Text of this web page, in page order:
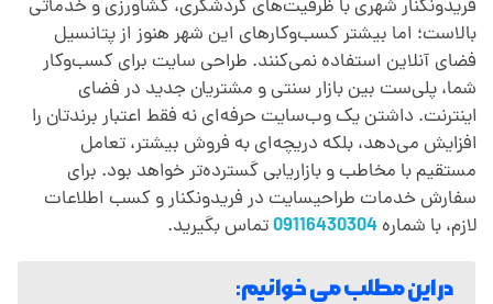
م
ا
ت
ط
فریدونکنار شهری با ظرفیت‌های گردشگری، کشاورزی و خدماتی
بالاست؛ اما بیشتر کسب‌وکارهای این شهر هنوز از پتانسیل
فضای آنلاین استفاده نمی‌کنند. طراحی سایت برای کسب‌وکار
شما، پلی‌ست بین بازار سنتی و مشتریان جدید در فضای
اینترنت. داشتن یک وب‌سایت حرفه‌ای نه فقط اعتبار برندتان را
افزایش می‌دهد، بلکه دریچه‌ای به فروش بیشتر، تعامل
مستقیم با مخاطب و بازاریابی گسترده‌تر خواهد بود. برای
سفارش خدمات طراحیسایت در فریدونکنار و کسب اطلاعات
لازم، با شماره 09116430304تماس بگیرید.
در این مطلب می خوانیم: